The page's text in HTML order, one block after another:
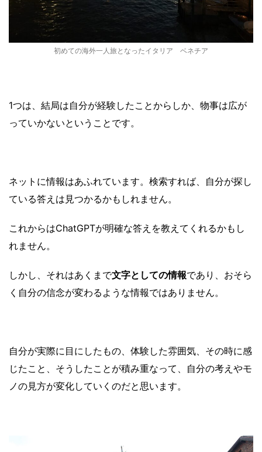
初めての海外一人旅となったイタリア ベネチア
1つは、結局は自分が経験したことからしか、物事は広が
っていかないということです。
ネットに情報はあふれています。検索すれば、自分が探し
ている答えは見つかるかもしれません。
これからはChatGPTが明確な答えを教えてくれるかもし
れません。
しかし、それはあくまで文字としての情報であり、おそら
く自分の信念が変わるような情報ではありません。
自分が実際に目にしたもの、体験した雰囲気、その時に感
じたこと、そうしたことが積み重なって、自分の考えやモ
ノの見方が変化していくのだと思います。